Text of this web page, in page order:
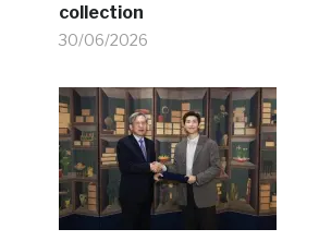
collection
30/06/2026